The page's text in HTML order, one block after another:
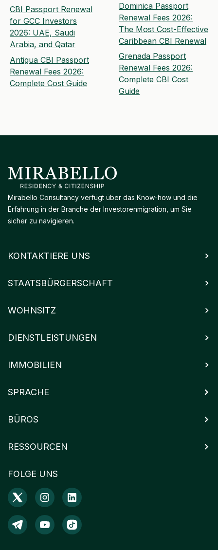
CBI Passport Renewal
for GCC Investors
2026: UAE, Saudi
Arabia, and Qatar
Antigua CBI Passport
Renewal Fees 2026:
Complete Cost Guide
Dominica Passport
Renewal Fees 2026:
The Most Cost-Effective
Caribbean CBI Renewal
Grenada Passport
Renewal Fees 2026:
Complete CBI Cost
Guide
Mirabello Consultancy verfügt über das Know-how und die
Erfahrung in der Branche der Investorenmigration, um Sie
sicher zu navigieren.
KONTAKTIERE UNS
STAATSBÜRGERSCHAFT
WOHNSITZ
DIENSTLEISTUNGEN
IMMOBILIEN
SPRACHE
FOLGE UNS
BÜROS
RESSOURCEN